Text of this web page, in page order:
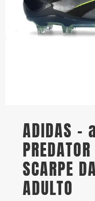
ADIDAS
SCARPE
ADULTO